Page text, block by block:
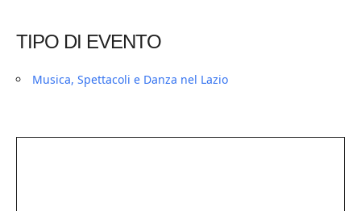
TIPO DI EVENTO
Musica, Spettacoli e Danza nel Lazio